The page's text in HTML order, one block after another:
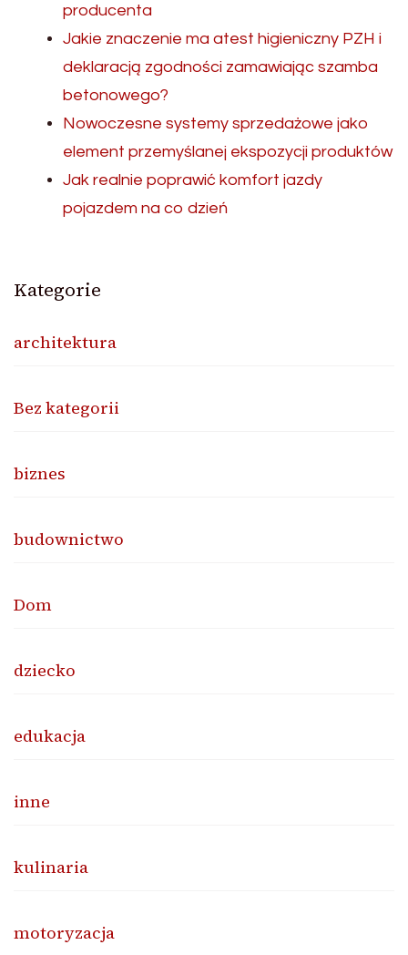
producenta
Jakie znaczenie ma atest higieniczny PZH i
deklaracją zgodności zamawiając szamba
betonowego?
Nowoczesne systemy sprzedażowe jako
element przemyślanej ekspozycji produktów
Jak realnie poprawić komfort jazdy
pojazdem na co dzień
Kategorie
architektura
Bez kategorii
biznes
budownictwo
Dom
dziecko
edukacja
inne
kulinaria
motoryzacja